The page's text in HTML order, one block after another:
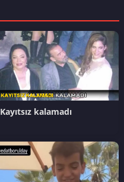
Kayıtsız kalamadı